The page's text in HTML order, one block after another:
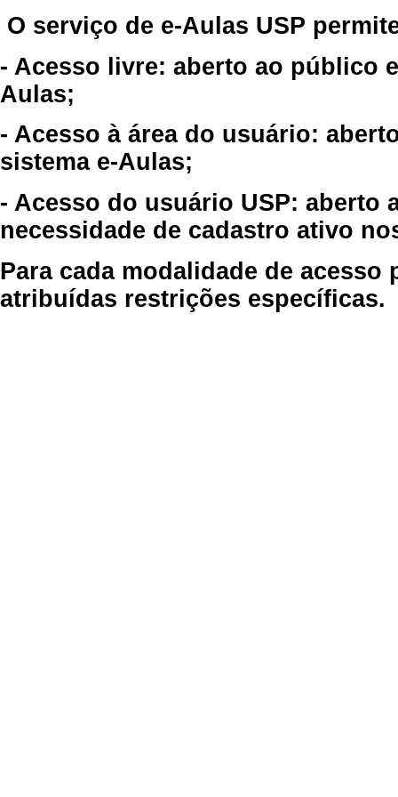
O serviço de e-Aulas USP
- Acesso livre: aberto ao público
Aulas;
- Acesso à área do usuário:
sistema e-Aulas;
- Acesso do usuário USP: aberto
necessidade de cadastro ativo
Para cada modalidade de
atribuídas restrições específicas.